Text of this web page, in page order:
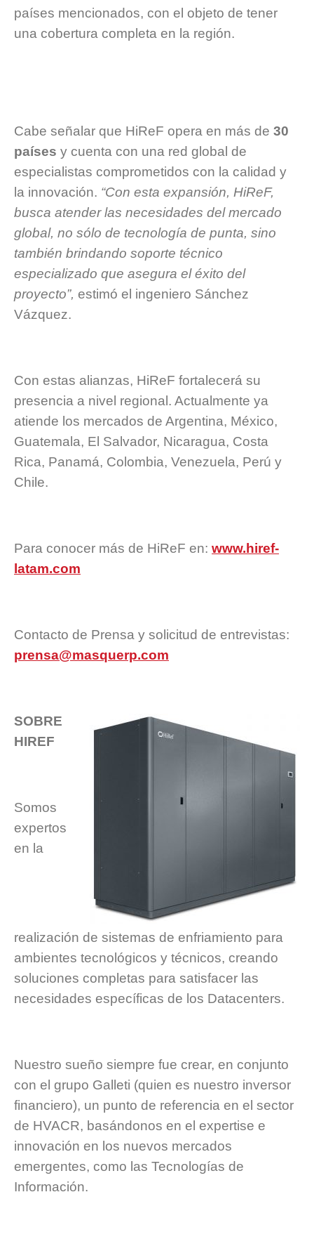
países mencionados, con el objeto de tener
una cobertura completa en la región.
Cabe señalar que HiReF opera en más de 30
países y cuenta con una red global de
especialistas comprometidos con la calidad y
la innovación. “Con esta expansión, HiReF,
busca atender las necesidades del mercado
global, no sólo de tecnología de punta, sino
también brindando soporte técnico
especializado que asegura el éxito del
proyecto”, estimó el ingeniero Sánchez
Vázquez.
Con estas alianzas, HiReF fortalecerá su
presencia a nivel regional. Actualmente ya
atiende los mercados de Argentina, México,
Guatemala, El Salvador, Nicaragua, Costa
Rica, Panamá, Colombia, Venezuela, Perú y
Chile.
Para conocer más de HiReF en: www.hiref-
latam.com
Contacto de Prensa y solicitud de entrevistas:
prensa@masquerp.com
SOBRE
HIREF
Somos
expertos
en la
realización de sistemas de enfriamiento para
ambientes tecnológicos y técnicos, creando
soluciones completas para satisfacer las
necesidades específicas de los Datacenters.
Nuestro sueño siempre fue crear, en conjunto
con el grupo Galleti (quien es nuestro inversor
financiero), un punto de referencia en el sector
de HVACR, basándonos en el expertise e
innovación en los nuevos mercados
emergentes, como las Tecnologías de
Información.